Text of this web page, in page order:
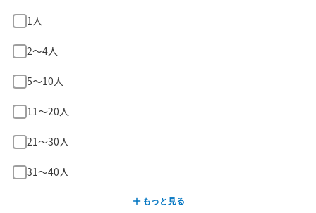
1人
2〜4人
5〜10人
11〜20人
21〜30人
31〜40人
もっと見る